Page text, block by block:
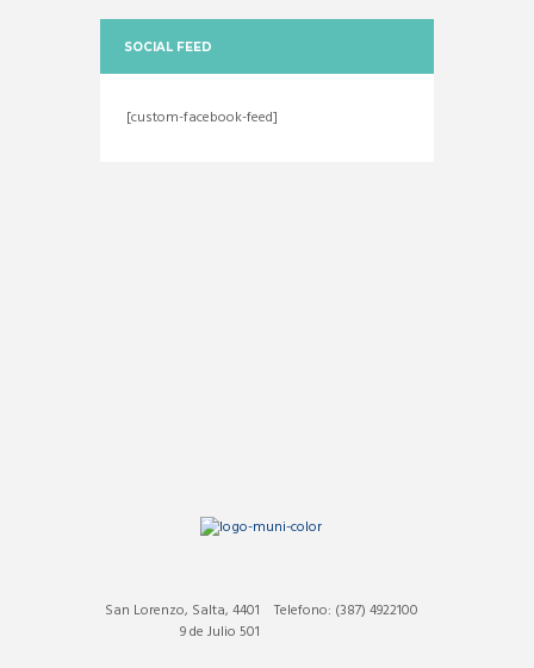
SOCIAL FEED
[custom-facebook-feed]
Telefono: (387) 4922100
San Lorenzo, Salta, 4401
9 de Julio 501